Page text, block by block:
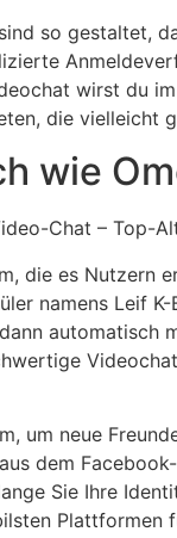
so gestaltet,
wirst du
die vielleicht
wie
Chat – Top-
die es Nutzern
namens Leif
automatisch
um neue
dem
Sie Ihre